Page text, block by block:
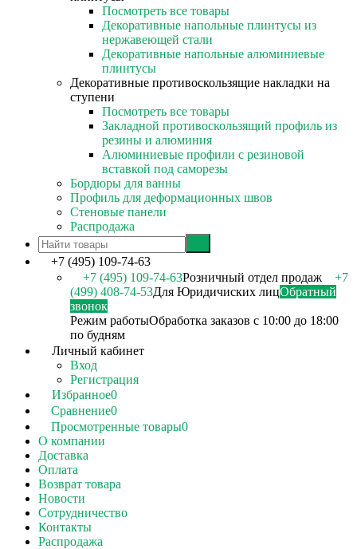
Посмотреть все товары
Декоративные напольные плинтусы из
нержавеющей стали
Декоративные напольные алюминиевые
плинтусы
Декоративные противоскользящие накладки на
ступени
Посмотреть все товары
Закладной противоскользящий профиль из
резины и алюминия
Алюминиевые профили с резиновой
вставкой под саморезы
Бордюры для ванны
Профиль для деформационных швов
Стеновые панели
Распродажа
+7 (495) 109-74-63
+7 (495) 109-74-63Розничный отдел продаж
+7
(499) 408-74-53Для Юридичиских лицОбратный
звонок
Режим работыОбработка заказов с 10:00 до 18:00
по будням
Личный кабинет
Вход
Регистрация
Избранное0
Сравнение0
Просмотренные товары0
О компании
Доставка
Оплата
Возврат товара
Новости
Сотрудничество
Контакты
Распродажа